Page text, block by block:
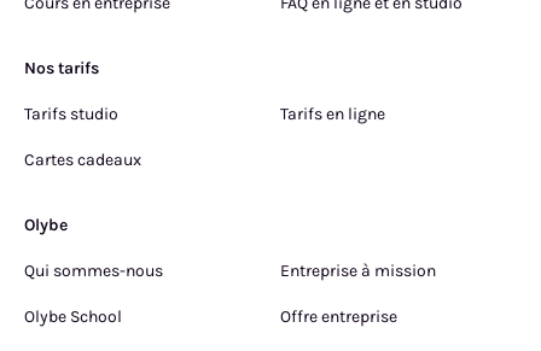
Nos tarifs
Tarifs studio Tarifs en ligne
Cartes cadeaux
Olybe
Qui sommes-nous Entreprise à mission
Olybe School Offre entreprise